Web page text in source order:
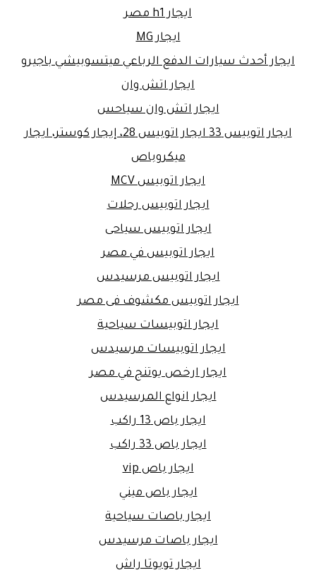
ايجار h1 مصر
ايجار MG
ايجار أحدث سيارات الدفع الرباعي ميتسوبيشي باجيرو
ايجار اتش وان
ايجار اتش وان سياحس
ايجار اتوبيس 33 ايجار اتوبيس 28، إيجار كوستر، ايجار
ميكروباص
ايجار اتوبيس MCV
ايجار اتوبيس رحلات
ايجار اتوبيس سياحى
ايجار اتوبيس في مصر
ايجار اتوبيس مرسيدس
ايجار اتوبيس مكشوف فى مصر
ايجار اتوبيسات سياحية
ايجار اتوبيسات مرسيدس
ايجار ارخص يوتنج في مصر
ايجار انواع المرسيدس
ايجار باص 13 راكب
ايجار باص 33 راكب
ايجار باص vip
ايجار باص ميني
ايجار باصات سياحية
ايجار باصات مرسيدس
ايجار تويوتا راش